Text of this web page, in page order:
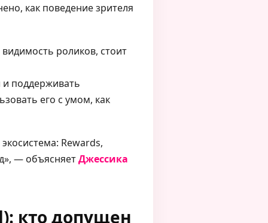
как поведение зрителя
роликов, стоит
и поддерживать
его с умом, как
Rewards,
— объясняетДжессика
кто допущен